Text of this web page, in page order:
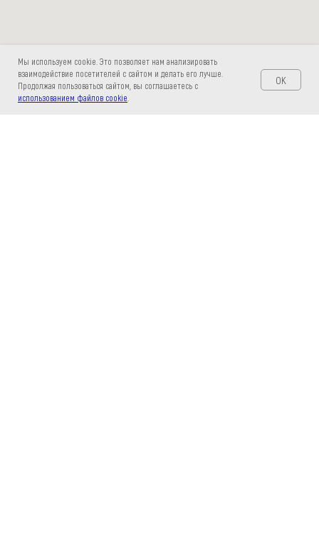
Мы используем cookie. Это позволяет нам анализировать
взаимодействие посетителей с сайтом и делать его лучше.
Продолжая пользоваться сайтом, вы соглашаетесь с
использованием файлов cookie
OK